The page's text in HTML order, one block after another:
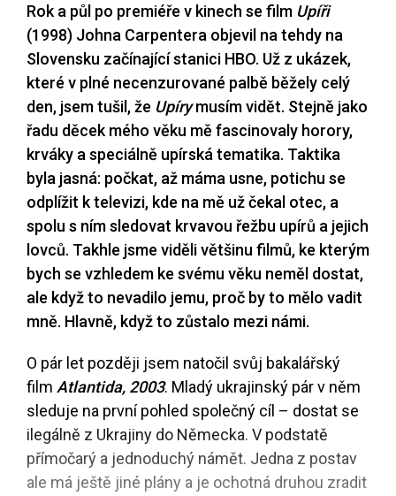
Rok a půl po premiéře v kinech se film Upíři
(1998) Johna Carpentera objevil na tehdy na
Slovensku začínající stanici HBO. Už z ukázek,
které v plné necenzurované palbě běžely celý
den, jsem tušil, že Upírymusím vidět. Stejně jako
řadu děcek mého věku mě fascinovaly horory,
krváky a speciálně upírská tematika. Taktika
byla jasná: počkat, až máma usne, potichu se
odplížit k televizi, kde na mě už čekal otec, a
spolu s ním sledovat krvavou řežbu upírů a jejich
lovců. Takhle jsme viděli většinu filmů, ke kterým
bych se vzhledem ke svému věku neměl dostat,
ale když to nevadilo jemu, proč by to mělo vadit
mně. Hlavně, když to zůstalo mezi námi.
O pár let později jsem natočil svůj bakalářský
film Atlantida, 2003. Mladý ukrajinský pár v něm
sleduje na první pohled společný cíl – dostat se
ilegálně z Ukrajiny do Německa. V podstatě
přímočarý a jednoduchý námět. Jedna z postav
ale má ještě jiné plány a je ochotná druhou zradit